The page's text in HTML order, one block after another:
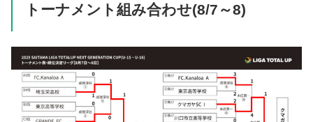
トーナメント組み合わせ(8/7～8)